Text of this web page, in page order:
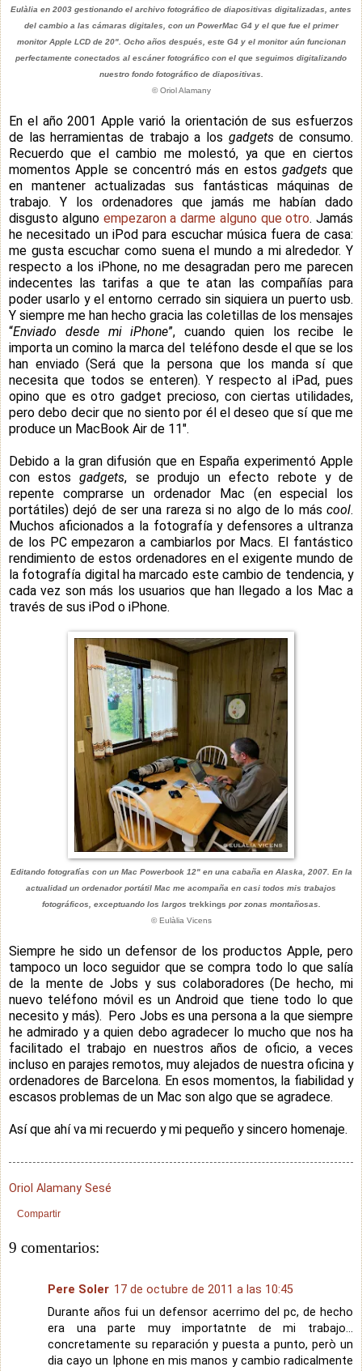
Eulàlia en 2003 gestionando el archivo fotográfico de diapositivas digitalizadas, antes
del cambio a las cámaras digitales, con un PowerMac G4 y el que fue el primer
monitor Apple LCD de 20". Ocho años después, este G4 y el monitor aún funcionan
perfectamente conectados al escáner fotográfico con el que seguimos digitalizando
nuestro fondo fotográfico de diapositivas.
© Oriol Alamany
En el año 2001 Apple varió la orientación de sus esfuerzos
de las herramientas de trabajo a los gadgetsde consumo.
Recuerdo que el cambio me molestó, ya que en ciertos
momentos Apple se concentró más en estos gadgetsque
en mantener actualizadas sus fantásticas máquinas de
trabajo. Y los ordenadores que jamás me habían dado
disgusto alguno empezaron a darme alguno que otro. Jamás
he necesitado un iPod para escuchar música fuera de casa:
me gusta escuchar como suena el mundo a mi alrededor. Y
respecto a los iPhone, no me desagradan pero me parecen
indecentes las tarifas a que te atan las compañías para
poder usarlo y el entorno cerrado sin siquiera un puerto usb.
Y siempre me han hecho gracia las coletillas de los mensajes
“Enviado desde mi iPhone”, cuando quien los recibe le
importa un comino la marca del teléfono desde el que se los
han enviado (Será que la persona que los manda sí que
necesita que todos se enteren). Y respecto al iPad, pues
opino que es otro gadget precioso, con ciertas utilidades,
pero debo decir que no siento por él el deseo que sí que me
produce un MacBook Air de 11".
Debido a la gran difusión que en España experimentó Apple
con estosgadgets, se produjo un efecto rebote y de
repente comprarse un ordenador Mac (en especial los
portátiles) dejó de ser una rareza si no algo de lo más cool.
Muchos aficionados a la fotografía y defensores a ultranza
de los PC empezaron a cambiarlos por Macs. El fantástico
rendimiento de estos ordenadores en el exigente mundo de
la fotografía digital ha marcado este cambio de tendencia, y
cada vez son más los usuarios que han llegado a los Mac a
través de sus iPod o iPhone.
Editando fotografías con un Mac Powerbook 12" en una cabaña enAlaska, 2007. En la
actualidad un ordenador portátil Mac me acompaña en casi todos mis trabajos
fotográficos, exceptuando los largos trekkings por zonas montañosas.
© Eulàlia Vicens
Siempre he sido un defensor de los productos Apple, pero
tampoco un loco seguidor que se compra todo lo que salía
de la mente de Jobs y sus colaboradores (De hecho, mi
nuevo teléfono móvil es un Android que tiene todo lo que
necesito y más). Pero Jobs es una persona a la que siempre
he admirado y a quien debo agradecer lo mucho que nos ha
facilitado el trabajo en nuestros años de oficio, a veces
incluso en parajes remotos, muy alejados de nuestra oficina y
ordenadores de Barcelona. En esos momentos, la fiabilidad y
escasos problemas de un Mac son algo que se agradece.
Así que ahí va mi recuerdo y mi pequeño y sincero homenaje.
Oriol Alamany Sesé
Compartir
9 comentarios:
Pere Soler 17 de octubre de 2011 a las 10:45
Durante años fui un defensor acerrimo del pc, de hecho
era una parte muy importatnte de mi trabajo...
concretamente su reparación y puesta a punto, però un
dia cayo un Iphone en mis manos y cambio radicalmente